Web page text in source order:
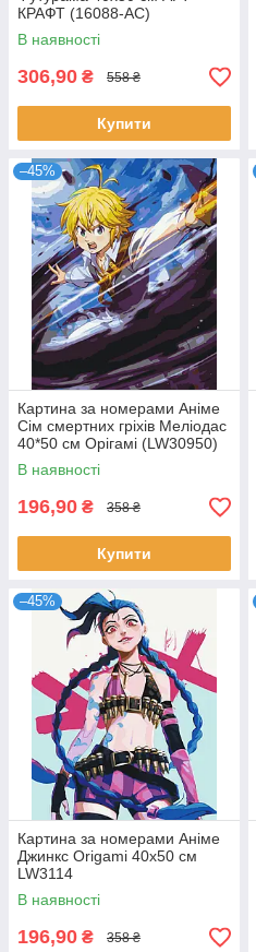
КРАФТ (16088-AC)
В наявності
306,90 ₴ 558 ₴
Купити
–45%
Картина за номерами Аніме
Сім смертних гріхів Меліодас
40*50 см Орігамі (LW30950)
В наявності
196,90 ₴ 358 ₴
Купити
–45%
Картина за номерами Аніме
Джинкс Origami 40x50 см
LW3114
В наявності
196,90 ₴ 358 ₴